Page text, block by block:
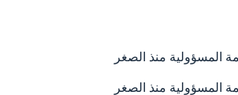
المسؤولية منذ الصغر
المسؤولية منذ الصغر